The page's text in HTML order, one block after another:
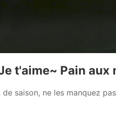
t'aime~ Pain aux
saison, ne les manquez